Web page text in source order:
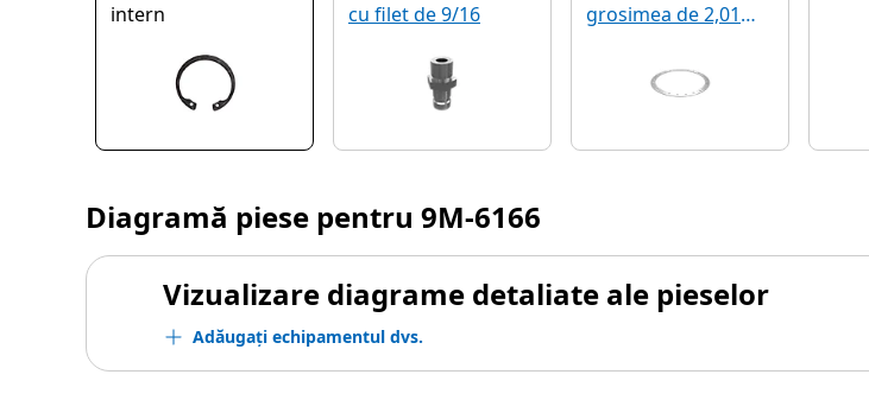
intern
cu filet de 9/16
grosimea de 2,01
Diagramă piese pentru 9M-6166
Vizualizare diagrame detaliate ale pieselor
Adăugați echipamentul dvs.